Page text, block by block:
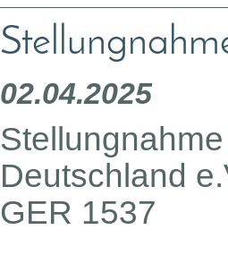
02.04.2025
Deutschland
GER 1537